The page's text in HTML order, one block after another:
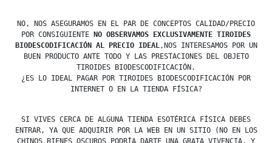
NO, NOS ASEGURAMOS EN EL PAR DE CONCEPTOS CALIDAD/PRECIO
POR CONSIGUIENTE
NO OBSERVAMOS EXCLUSIVAMENTE TIROIDES
BIODESCODIFICACIÓN AL PRECIO IDEAL,NOS INTERESAMOS POR UN
BUEN PRODUCTO ANTE TODO Y LAS PRESTACIONES DEL OBJETO
TIROIDES BIODESCODIFICACIÓN.
¿ES LO IDEAL PAGAR POR TIROIDES BIODESCODIFICACIÓN POR
INTERNET O EN LA TIENDA FÍSICA?
SI VIVES CERCA DE ALGUNA TIENDA ESOTÉRICA FÍSICA DEBES
ENTRAR, YA QUE ADQUIRIR POR LA WEB EN UN SITIO (NO EN LOS
CHINOS BIENES OSCUROS PODRÍA DARTE UNA GRATA VIVENCIA, Y